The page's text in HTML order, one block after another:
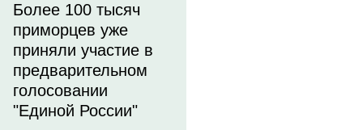
Более 100 тысяч
приморцев уже
приняли участие в
предварительном
голосовании
"Единой России"